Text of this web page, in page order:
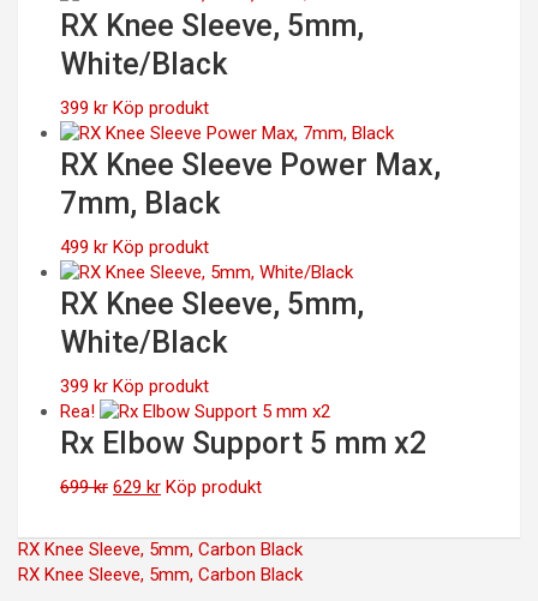
RX Knee Sleeve, 5mm,
White/Black
399 kr Köp produkt
RX Knee Sleeve Power Max,
7mm, Black
499 kr Köp produkt
RX Knee Sleeve, 5mm,
White/Black
399 kr Köp produkt
Rea!
Rx Elbow Support 5 mm x2
699kr Det
priset
var:
699 kr.
629 krDet
priset
är:
629 kr.
Köp produkt
Inläggsnavigering
RX Knee Sleeve, 5mm, Carbon Black
RX Knee Sleeve, 5mm, Carbon Black